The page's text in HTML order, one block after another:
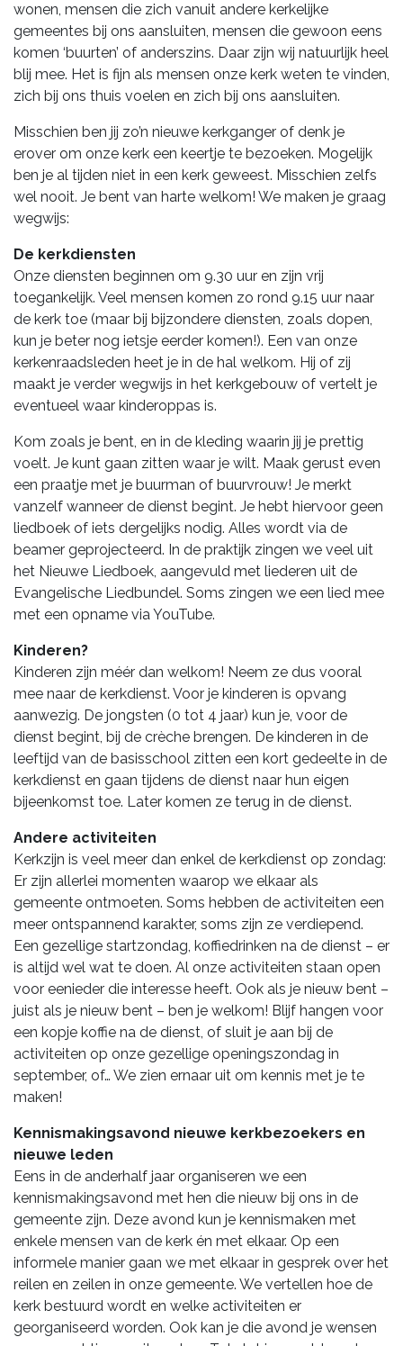
wonen, mensen die zich vanuit andere kerkelijke
gemeentes bij ons aansluiten, mensen die gewoon eens
komen ‘buurten’ of anderszins. Daar zijn wij natuurlijk heel
blij mee. Het is fijn als mensen onze kerk weten te vinden,
zich bij ons thuis voelen en zich bij ons aansluiten.
Misschien ben jij zo’n nieuwe kerkganger of denk je
erover om onze kerk een keertje te bezoeken. Mogelijk
ben je al tijden niet in een kerk geweest. Misschien zelfs
wel nooit. Je bent van harte welkom! We maken je graag
wegwijs:
De kerkdiensten
Onze diensten beginnen om 9.30 uur en zijn vrij
toegankelijk. Veel mensen komen zo rond 9.15 uur naar
de kerk toe (maar bij bijzondere diensten, zoals dopen,
kun je beter nog ietsje eerder komen!). Een van onze
kerkenraadsleden heet je in de hal welkom. Hij of zij
maakt je verder wegwijs in het kerkgebouw of vertelt je
eventueel waar kinderoppas is.
Kom zoals je bent, en in de kleding waarin jij je prettig
voelt. Je kunt gaan zitten waar je wilt. Maak gerust even
een praatje met je buurman of buurvrouw! Je merkt
vanzelf wanneer de dienst begint. Je hebt hiervoor geen
liedboek of iets dergelijks nodig. Alles wordt via de
beamer geprojecteerd. In de praktijk zingen we veel uit
het Nieuwe Liedboek, aangevuld met liederen uit de
Evangelische Liedbundel. Soms zingen we een lied mee
met een opname via YouTube.
Kinderen?
Kinderen zijn méér dan welkom! Neem ze dus vooral
mee naar de kerkdienst. Voor je kinderen is opvang
aanwezig. De jongsten (0 tot 4 jaar) kun je, voor de
dienst begint, bij de crèche brengen. De kinderen in de
leeftijd van de basisschool zitten een kort gedeelte in de
kerkdienst en gaan tijdens de dienst naar hun eigen
bijeenkomst toe. Later komen ze terug in de dienst.
Andere activiteiten
Kerkzijn is veel meer dan enkel de kerkdienst op zondag:
Er zijn allerlei momenten waarop we elkaar als
gemeente ontmoeten. Soms hebben de activiteiten een
meer ontspannend karakter, soms zijn ze verdiepend.
Een gezellige startzondag, koffiedrinken na de dienst – er
is altijd wel wat te doen. Al onze activiteiten staan open
voor eenieder die interesse heeft. Ook als je nieuw bent –
juist als je nieuw bent – ben je welkom! Blijf hangen voor
een kopje koffie na de dienst, of sluit je aan bij de
activiteiten op onze gezellige openingszondag in
september, of… We zien ernaar uit om kennis met je te
maken!
Kennismakingsavond nieuwe kerkbezoekers en
nieuwe leden
Eens in de anderhalf jaar organiseren we een
kennismakingsavond met hen die nieuw bij ons in de
gemeente zijn. Deze avond kun je kennismaken met
enkele mensen van de kerk én met elkaar. Op een
informele manier gaan we met elkaar in gesprek over het
reilen en zeilen in onze gemeente. We vertellen hoe de
kerk bestuurd wordt en welke activiteiten er
georganiseerd worden. Ook kan je die avond je wensen